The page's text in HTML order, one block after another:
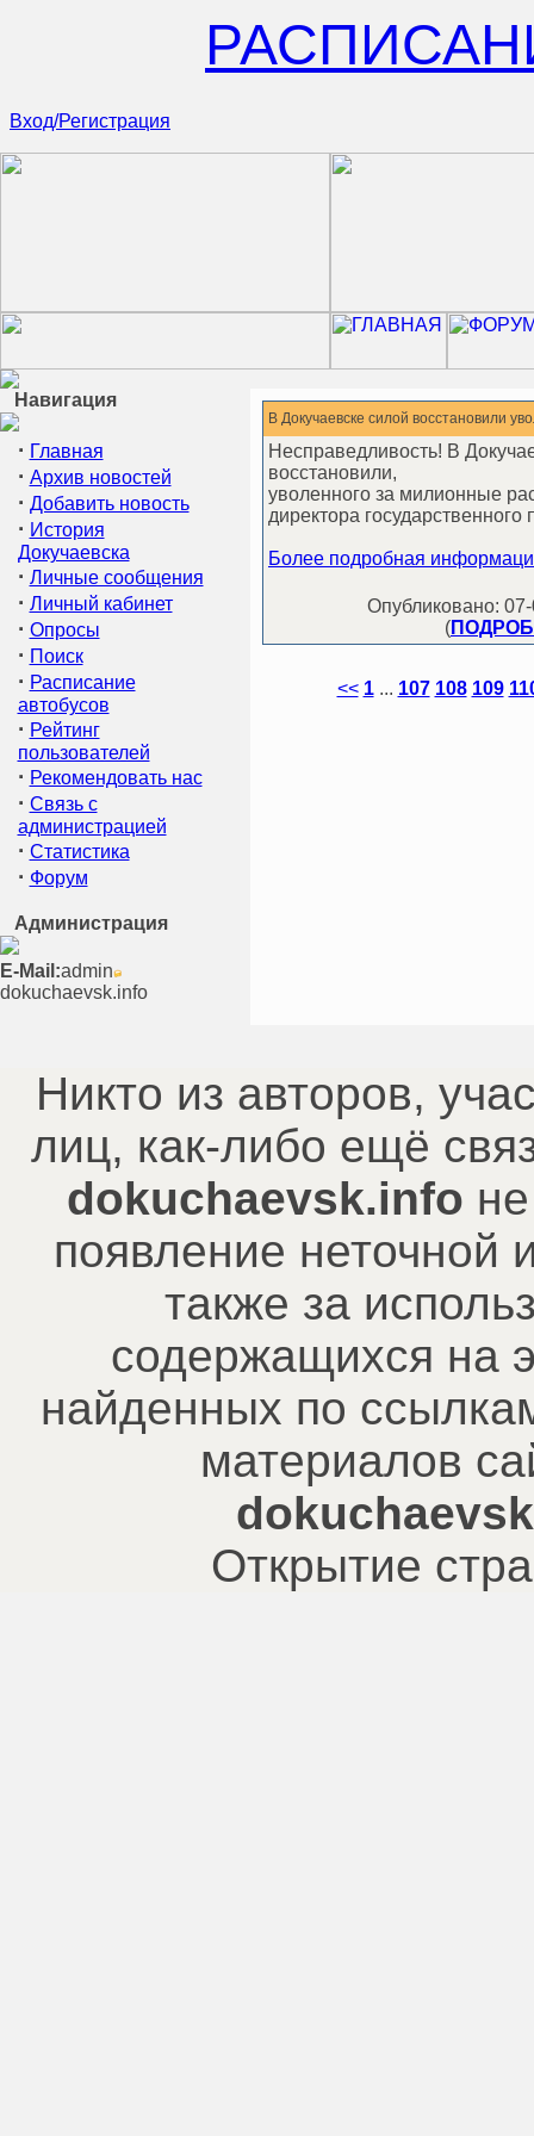
Вход/Регистрация
Навигация
· Главная
· Архив новостей
· Добавить новость
· История
Докучаевска
· Личные сообщения
· Личный кабинет
· Опросы
· Поиск
· Расписание
автобусов
· Рейтинг
пользователей
· Рекомендовать нас
· Связь с
администрацией
· Статистика
· Форум
Администрация
E-Mail:admin
dokuchaevsk.info
В Докучаевске силой восстановили
Несправедливость! В
восстановили,
уволенного за милионные
директора государственного
Более подробная
Опубликовано:
(
<< 1 ... 107 108 109
Никто из авторов,
лиц, как-либо ещё
dokuchaevsk.info
появление
также за
содержащихся на
найденных по
материалов
Открытие